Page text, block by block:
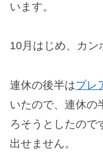
います。
10月はじめ、カン
連休の後半はプレ
いたので、連休の
ろそうとしたので
出せません。